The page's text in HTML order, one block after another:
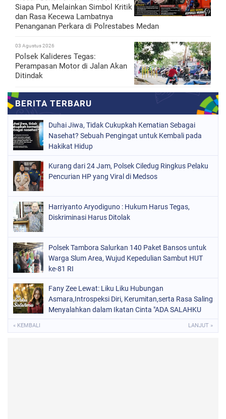
Siapa Pun, Melainkan Simbol Kritik
dan Rasa Kecewa Lambatnya
Penanganan Perkara di Polrestabes Medan
03 Agustus 2026
Polsek Kalideres Tegas:
Perampasan Motor di Jalan Akan
Ditindak
Duhai Jiwa, Tidak Cukupkah Kematian Sebagai
Nasehat? Sebuah Pengingat untuk Kembali pada
Hakikat Hidup
Kurang dari 24 Jam, Polsek Ciledug Ringkus Pelaku
Pencurian HP yang Viral di Medsos
Harriyanto Aryodiguno : Hukum Harus Tegas,
Diskriminasi Harus Ditolak
Polsek Tambora Salurkan 140 Paket Bansos untuk
Warga Slum Area, Wujud Kepedulian Sambut HUT
ke-81 RI
Fany Zee Lewat: Liku Liku Hubungan
Asmara,Introspeksi Diri, Kerumitan,serta Rasa Saling
Menyalahkan dalam Ikatan Cinta "ADA SALAHKU
« KEMBALI LANJUT »